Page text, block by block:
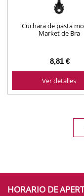
Cuchara de pasta
Market de Bra
8,81 €
Ver detalles
HORARIO DE